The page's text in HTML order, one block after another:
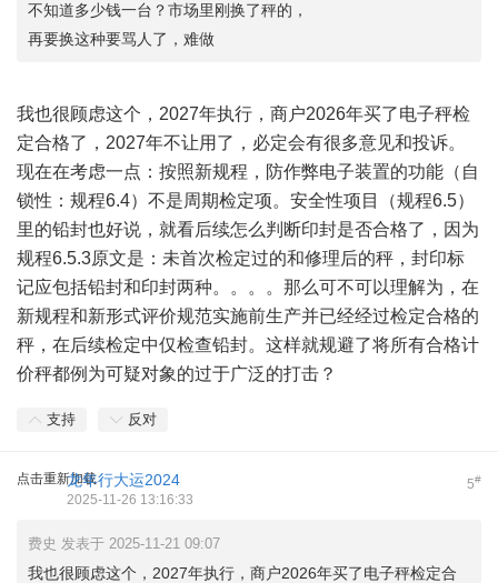
不知道多少钱一台？市场里刚换了秤的，
再要换这种要骂人了，难做
我也很顾虑这个，2027年执行，商户2026年买了电子秤检
定合格了，2027年不让用了，必定会有很多意见和投诉。
现在在考虑一点：按照新规程，防作弊电子装置的功能（自
锁性：规程6.4）不是周期检定项。安全性项目（规程6.5）
里的铅封也好说，就看后续怎么判断印封是否合格了，因为
规程6.5.3原文是：未首次检定过的和修理后的秤，封印标
记应包括铅封和印封两种。。。。那么可不可以理解为，在
新规程和新形式评价规范实施前生产并已经经过检定合格的
秤，在后续检定中仅检查铅封。这样就规避了将所有合格计
价秤都例为可疑对象的过于广泛的打击？
支持 反对
点击重新加载 5#
龙年行大运2024
2025-11-26 13:16:33
费史 发表于 2025-11-21 09:07
我也很顾虑这个，2027年执行，商户2026年买了电子秤检定合